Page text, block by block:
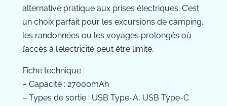
alternative pratique aux prises électriques. C’est
un choix parfait pour les excursions de camping,
les randonnées ou les voyages prolongés où
l’accès à l’électricité peut être limité.
Fiche technique :
– Capacité : 27000mAh
– Types de sortie : USB Type-A, USB Type-C